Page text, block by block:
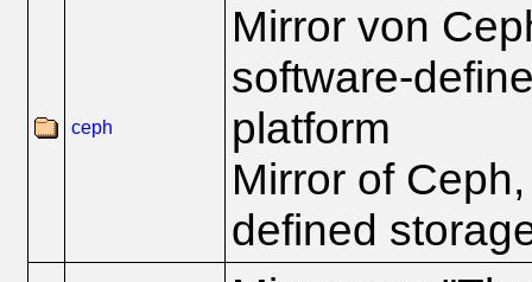
ceph
Mirror von
software-
platform
Mirror of
defined